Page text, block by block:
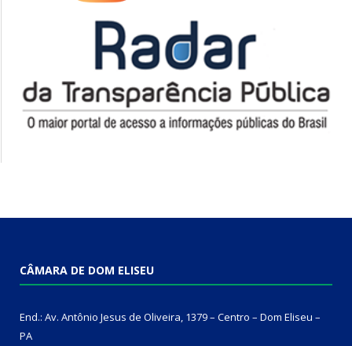
CÂMARA DE DOM ELISEU
End.: Av. Antônio Jesus de Oliveira, 1379 – Centro – Dom Eliseu –
PA